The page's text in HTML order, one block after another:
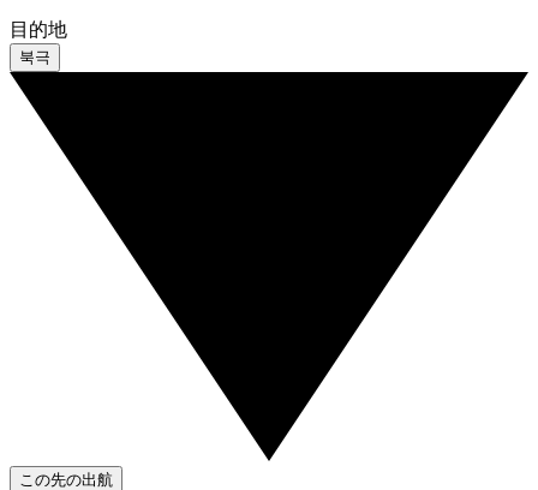
目的地
북극
この先の出航